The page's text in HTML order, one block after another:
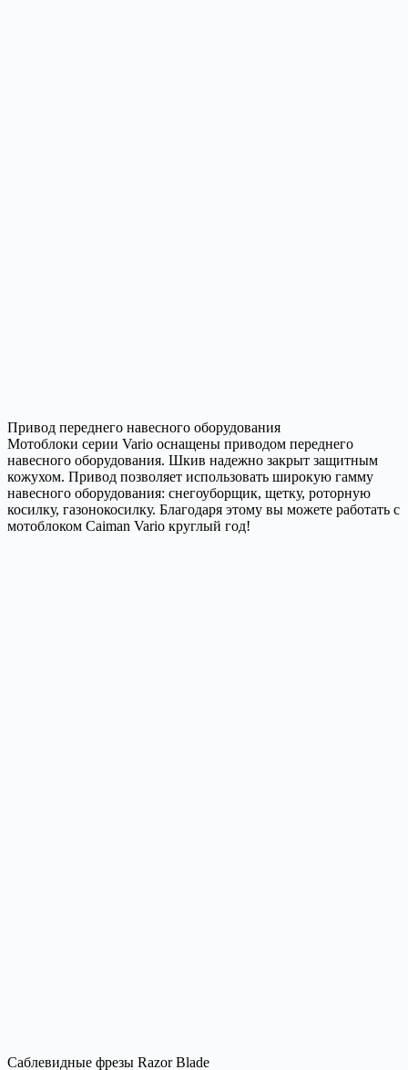
Привод переднего навесного оборудования
Мотоблоки серии Vario оснащены приводом переднего
навесного оборудования. Шкив надежно закрыт защитным
кожухом. Привод позволяет использовать широкую гамму
навесного оборудования: снегоуборщик, щетку, роторную
косилку, газонокосилку. Благодаря этому вы можете работать с
мотоблоком Caiman Vario круглый год!
Cаблевидные фрезы Razor Blade